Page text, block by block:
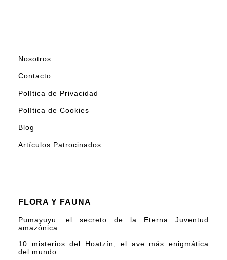
Nosotros
Contacto
Política de Privacidad
Política de Cookies
Blog
Artículos Patrocinados
FLORA Y FAUNA
Pumayuyu: el secreto de la Eterna Juventud
amazónica
10 misterios del Hoatzín, el ave más enigmática
del mundo